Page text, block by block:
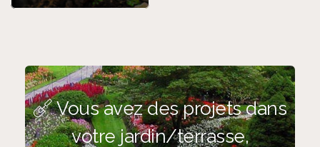
Vous avez des projets dans
votre jardin/terrasse,